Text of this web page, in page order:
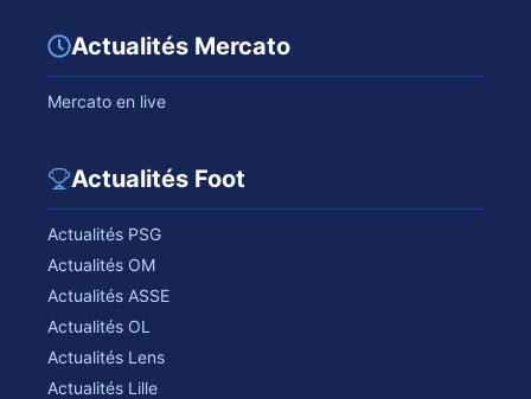
Actualités Mercato
Mercato en live
Actualités Foot
Actualités PSG
Actualités OM
Actualités ASSE
Actualités OL
Actualités Lens
Actualités Lille